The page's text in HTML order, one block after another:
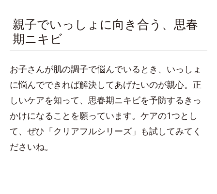
親子でいっしょに向き合う、思春
期ニキビ
お子さんが肌の調子で悩んでいるとき、いっしょ
に悩んでできれば解決してあげたいのが親心。正
しいケアを知って、思春期ニキビを予防するきっ
かけになることを願っています。ケアの1つとし
て、ぜひ「クリアフルシリーズ」も試してみてく
ださいね。